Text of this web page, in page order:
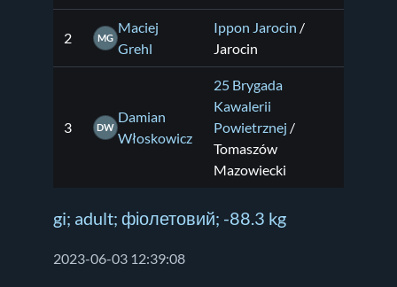
2 MG
Maciej
Grehl
Ippon Jarocin /
Jarocin
3 DW
Damian
Włoskowicz
25 Brygada
Kawalerii
Powietrznej /
Tomaszów
Mazowiecki
gi; adult; фіолетовий; -88.3 kg
2023-06-03 12:39:08